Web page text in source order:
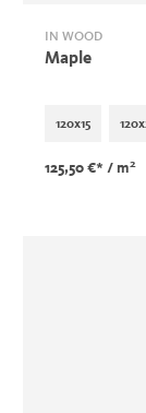
IN WOOD
Maple
120x15
125,50 €* / m2